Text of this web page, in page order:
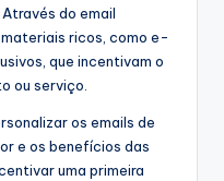
do email
ricos, como e-
que incentivam o
ou serviço.
os emails de
e os benefícios das
uma primeira